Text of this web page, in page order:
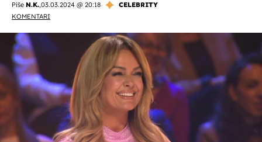
Piše N.K.,03.03.2024 @ 20:18
CELEBRITY
KOMENTARI
OMOGUĆI OBAVIJESTI